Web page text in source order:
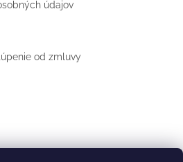
údajov
od zmluvy